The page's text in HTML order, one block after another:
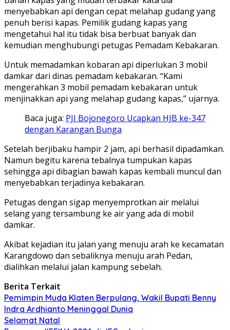
menyebabkan api dengan cepat melahap gudang yang
penuh berisi kapas. Pemilik gudang kapas yang
mengetahui hal itu tidak bisa berbuat banyak dan
kemudian menghubungi petugas Pemadam Kebakaran.
Untuk memadamkan kobaran api diperlukan 3 mobil
damkar dari dinas pemadam kebakaran. “Kami
mengerahkan 3 mobil pemadam kebakaran untuk
menjinakkan api yang melahap gudang kapas,” ujarnya.
Baca juga: PJI Bojonegoro Ucapkan HJB ke-347
dengan Karangan Bunga
Setelah berjibaku hampir 2 jam, api berhasil dipadamkan.
Namun begitu karena tebalnya tumpukan kapas
sehingga api dibagian bawah kapas kembali muncul dan
menyebabkan terjadinya kebakaran.
Petugas dengan sigap menyemprotkan air melalui
selang yang tersambung ke air yang ada di mobil
damkar.
Akibat kejadian itu jalan yang menuju arah ke kecamatan
Karangdowo dan sebaliknya menuju arah Pedan,
dialihkan melalui jalan kampung sebelah.
Berita Terkait
Pemimpin Muda Klaten Berpulang, Wakil Bupati Benny
Indra Ardhianto Meninggal Dunia
Selamat Natal